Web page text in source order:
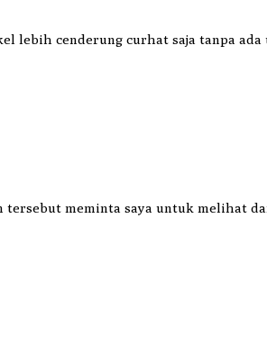
cenderung curhat saja tanpa ada
tersebut meminta saya untuk melihat